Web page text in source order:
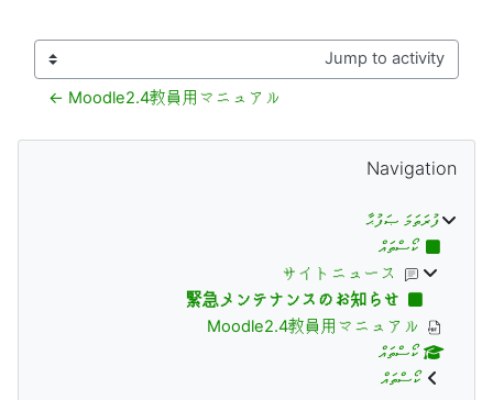
Jump to activity
Moodle2.4教員用マニュアル ←
ބުލޮކުތަށް
Navigation
ފުރަތަމަ ޞަފުޙާ
ކޯސްތައް
サイトニュース
緊急メンテナンスのお知らせ
Moodle2.4教員用マニュアル
ކޯސްތައް
ކޯސްތައް